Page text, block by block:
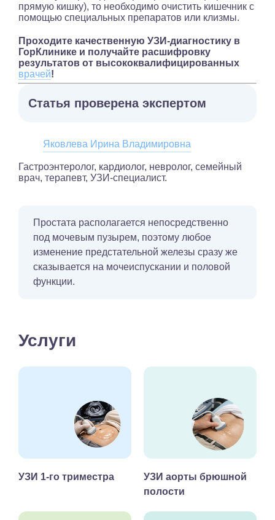
прямую кишку), то необходимо очистить кишечник с
помощью специальных препаратов или клизмы.
Проходите качественную УЗИ-диагностику в
ГорКлинике и получайте расшифровку
результатов от высококвалифицированных
врачей!
Статья проверена экспертом
Яковлева Ирина Владимировна
Гастроэнтеролог, кардиолог, невролог, семейный
врач, терапевт, УЗИ-специалист.
Простата располагается непосредственно
под мочевым пузырем, поэтому любое
изменение предстательной железы сразу же
сказывается на мочеиспускании и половой
функции.
Услуги
УЗИ 1-го триместра
УЗИ аорты брюшной
полости